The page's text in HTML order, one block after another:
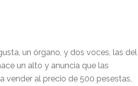
un órgano, y dos voces, las del
un alto y anuncia que las
vender al precio de 500 pesestas,